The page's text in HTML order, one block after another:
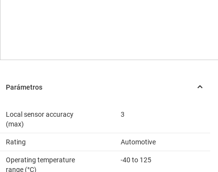
Local sensor accuracy
(max)
3
Rating Automotive
Operating temperature
range (°C)
-40 to 125